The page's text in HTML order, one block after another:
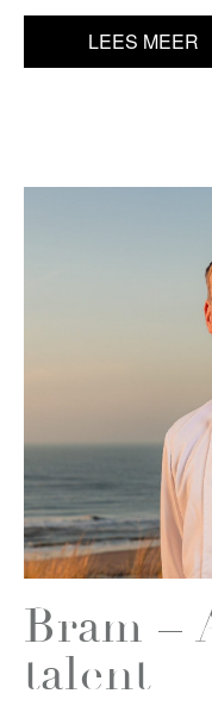
LEES MEER
Bram –
talent